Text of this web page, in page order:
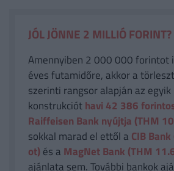
JÓL JÖNNE 2 MILLIÓ FORINT?
Amennyiben 2 000 000 forintot
éves futamidőre, akkor a
szerinti rangsor alapján az egyik
konstrukcióthavi 42 386
Raiffeisen Bank nyújtja (THM
sokkal marad el ettől a CIB
ot)és a MagNet Bank (THM
ajánlata sem. További bankok